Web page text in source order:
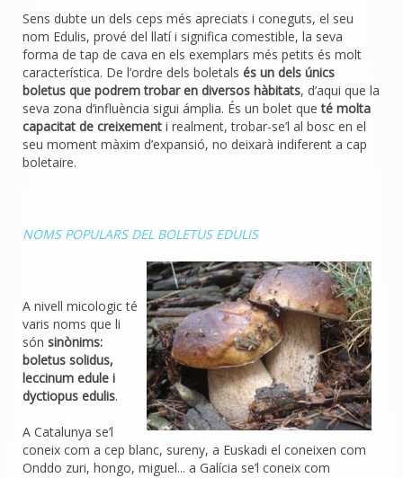
Sens dubte un dels ceps més apreciats i coneguts, el seu
nom Edulis, prové del llatí i significa comestible, la seva
forma de tap de cava en els exemplars més petits és molt
característica. De l’ordre dels boletals és un dels únics
boletus que podrem trobar en diversos hàbitats, d’aqui que la
seva zona d’influència sigui ámplia. És un bolet queté molta
capacitat de creixement i realment, trobar-se’l al bosc en el
seu moment màxim d’expansió, no deixarà indiferent a cap
boletaire.
NOMS POPULARS DEL BOLETUS EDULIS
A nivell micologic té
varis noms que li
són sinònims:
boletus solidus,
leccinum edule i
dyctiopus edulis.
A Catalunya se’l
coneix com a cep blanc, sureny, a Euskadi el coneixen com
Onddo zuri, hongo, miguel... a Galícia se’l coneix com